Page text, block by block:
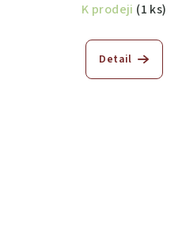
K prodeji (1 ks)
Detail